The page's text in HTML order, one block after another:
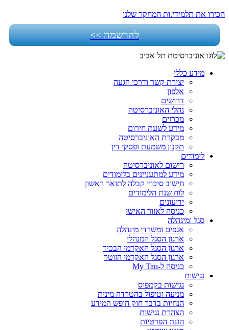
הכירו את תלמידי.ות המחקר שלנו
להרשמה >>
מידע כללי
יצירת קשר ודרכי הגעה
אלפון
דרושים
נהלי האוניברסיטה
מכרזים
מידע לשעת חירום
מבקרת האוניברסיטה
תקנון משמעת ופסקי דין
לימודים
רישום לאוניברסיטה
מידע למתעניינים בלימודים
חישוב סיכויי קבלה לתואר ראשון
לוח שנת הלימודים
ידיעונים
כניסה לאזור האישי
סגל ומינהלה
אגפים ומשרדי מינהלה
ארגון הסגל המנהלי
ארגון הסגל האקדמי הבכיר
ארגון הסגל האקדמי הזוטר
כניסה ל-My Tau
נגישות
נגישות בקמפוס
מניעה וטיפול בהטרדה מינית
הנחיות בדבר חוק חופש המידע
הצהרת נגישות
הגנת הפרטיות